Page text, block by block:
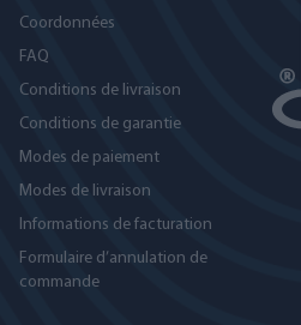
Coordonnées
FAQ
Conditions de livraison
Conditions de garantie
Modes de paiement
Modes de livraison
Informations de facturation
Formulaire d’annulation de
commande